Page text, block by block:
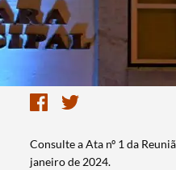
Consulte a Ata nº 1 da
janeiro de 2024.